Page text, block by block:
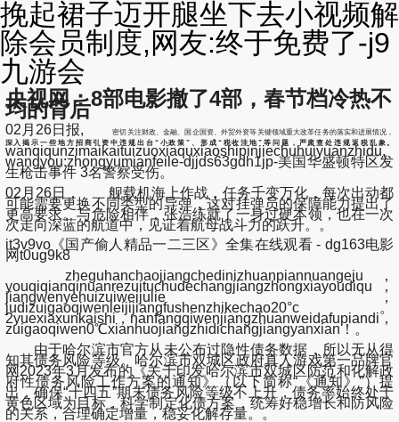
挽起裙子迈开腿坐下去小视频解
除会员制度,网友:终于免费了-j9
九游会
央视网：8部电影撤了4部，春节档冷热不
均的背后
02月26日报,密切关注财政、金融、国企国资、外贸外资等关键领域重大改革任务的落实和进展情况，
深入揭示一些地方招商引资中违规出台“小政策”、形成“税收洼地”等问题，严肃查处违规返税乱象。
wanqiqunzimaikaituizuoxiaquxiaoshipinjiechuhuiyuanzhidu,
wangyou:zhongyumianfeile-djjds63gdh1jp-美国华盛顿特区发
生枪击事件 3名警察受伤。
02月26日， 舰载机海上作战，任务千变万化，每次出动都
可能需要更换不同类型的导弹，这对挂弹员的保障能力提出了
更高要求。与危险相伴，张浩练就了一身过硬本领，也在一次
次走向深蓝的航道中，见证着航母战斗力的跃升。。
it3v9vo《国产偷人精品一二三区》全集在线观看 - dg163电影
网t0ug9k8
zheguhanchaojiangchedinizhuanpiannuangeju，
youqiqianqinuanrezuituchudechangjiangzhongxiayoudiqu，
jiangwenyehuizuiweijulie，
judizuigaoqiwenleijijiangfushenzhikechao20°c。
2yuexiaxunkaishi，nanfangqiwenjiangzhuanweidafupiandi，
zuigaoqiwen0℃xianhuojiangzhidichangjiangyanxian！。
由于哈尔滨市官方从未公布过隐性债务数据，所以无从得
知其债务风险等级。哈尔滨市双城区政府真人游戏第一品牌官
网2023年3月发布的《关于印发哈尔滨市双城区防范和化解政
府性债务风险工作方案的通知》（以下简称“《通知》”）提
出，确保“十四五”期末债务风险等级不上升，债务率始终处于
黄色区域为目标，科学制定化债方案，统筹好稳增长和防风险
的关系，合理确定增量，稳妥化解存量。。